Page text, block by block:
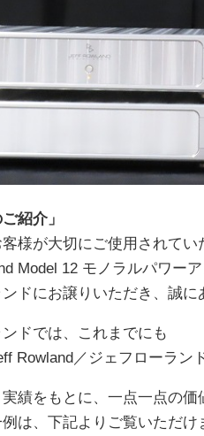
紹介」
様が大切にご使用されてい
Model 12 モノラルパワー
ドにお譲りいただき、誠に
ドでは、これまでにも
Rowland／ジェフローラン
績をもとに、一点一点の価
は、下記よりご覧いただけ